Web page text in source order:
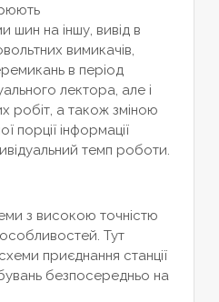
шин на іншу, вивід в
вимикачів,
в період
лектора, але і
робіт, а також зміною
порції інформації
темп роботи.
з високою точністю
Тут
приєднання станції
безпосередньо на